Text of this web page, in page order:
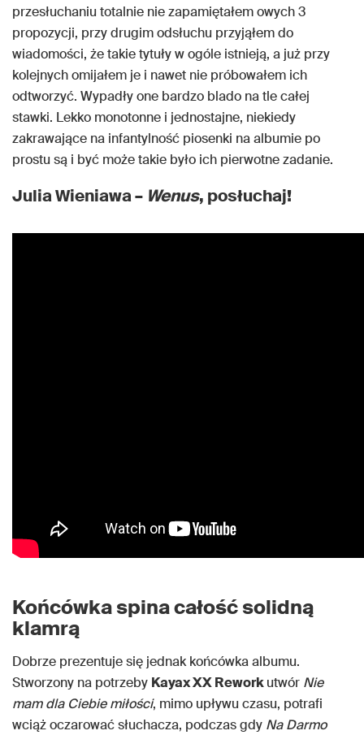
przesłuchaniu totalnie nie zapamiętałem owych 3
propozycji, przy drugim odsłuchu przyjąłem do
wiadomości, że takie tytuły w ogóle istnieją, a już przy
kolejnych omijałem je i nawet nie próbowałem ich
odtworzyć. Wypadły one bardzo blado na tle całej
stawki. Lekko monotonne i jednostajne, niekiedy
zakrawające na infantylność piosenki na albumie po
prostu są i być może takie było ich pierwotne zadanie.
Julia Wieniawa – Wenus, posłuchaj!
Końcówka spina całość solidną
klamrą
Dobrze prezentuje się jednak końcówka albumu.
Stworzony na potrzeby Kayax XX Reworkutwór Nie
mam dla Ciebie miłości, mimo upływu czasu, potrafi
wciąż oczarować słuchacza, podczas gdy Na Darmo